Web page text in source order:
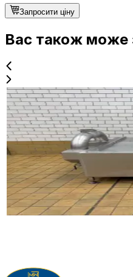
Запросити ціну
Вас також може
б/в
SMOKE COFFIN
ID NR3270
220 x 120 x 100 cm
Коптильна шафа з
Деталі Запросити ціну